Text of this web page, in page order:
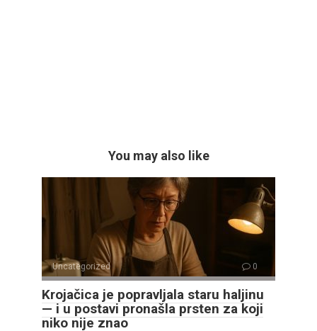
You may also like
Uncategorized 0
Krojačica je popravljala staru haljinu
— i u postavi pronašla prsten za koji
niko nije znao